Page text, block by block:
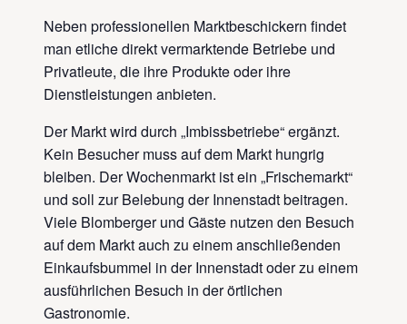
Neben professionellen Marktbeschickern findet
man etliche direkt vermarktende Betriebe und
Privatleute, die ihre Produkte oder ihre
Dienstleistungen anbieten.
Der Markt wird durch „Imbissbetriebe“ ergänzt.
Kein Besucher muss auf dem Markt hungrig
bleiben. Der Wochenmarkt ist ein „Frischemarkt“
und soll zur Belebung der Innenstadt beitragen.
Viele Blomberger und Gäste nutzen den Besuch
auf dem Markt auch zu einem anschließenden
Einkaufsbummel in der Innenstadt oder zu einem
ausführlichen Besuch in der örtlichen
Gastronomie.